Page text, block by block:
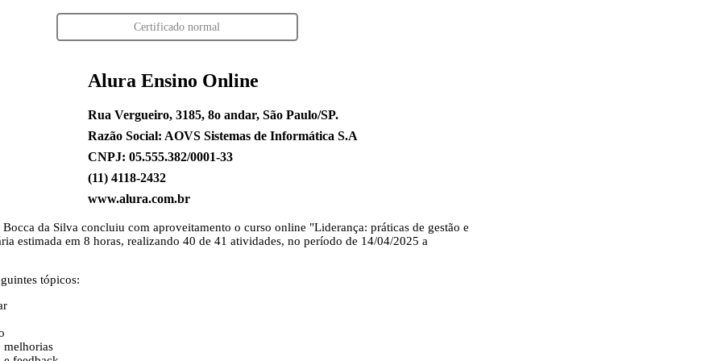
Certificado normal
Alura Ensino Online
Rua Vergueiro, 3185, 8o andar, São Paulo/SP.
Razão Social: AOVS Sistemas de Informática S.A
CNPJ: 05.555.382/0001-33
(11) 4118-2432
www.alura.com.br
Bocca da Silvaconcluiu com aproveitamento o curso online "Liderança: práticas de gestão e
estimada em 8 horas, realizando 40 de 41 atividades, no período de 14/04/2025 a
tópicos:
melhorias